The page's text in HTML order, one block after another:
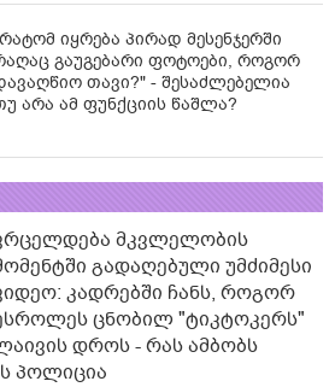
იყრება პირად მესენჯერში
გაუგებარი ფოტოები, როგორ
თავი?" - შესაძლებელია
არა ამ ფუნქციის წაშლა?
მკვლელობის
გადაღებული უმძიმესი
კადრებში ჩანს, როგორ
ცნობილ "ტიკტოკერს"
დროს - რას ამბობს
პოლიცია